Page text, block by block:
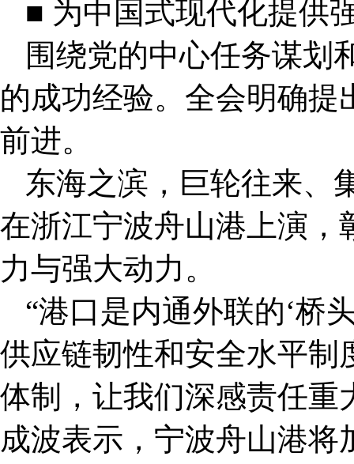
■ 为中国式现代化提供
围绕党的中心任务谋划
的成功经验。全会明确提
前进。
东海之滨，巨轮往来
在浙江宁波舟山港上演，
力与强大动力。
“港口是内通外联的‘桥
供应链韧性和安全水平制
体制，让我们深感责任重
成波表示，宁波舟山港